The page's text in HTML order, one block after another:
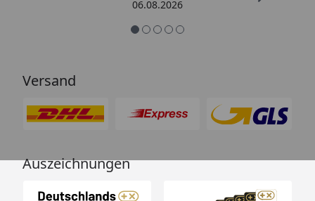
06.08.2026
Versand
Auszeichnungen